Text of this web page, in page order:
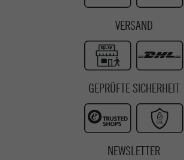
VERSAND
GEPRÜFTE SICHERHEIT
NEWSLETTER